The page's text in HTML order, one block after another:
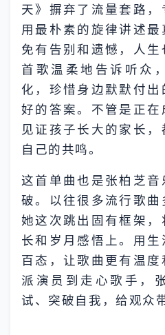
天》摒弃了流量套路，
用最朴素的旋律讲述
免有告别和遗憾，人
首歌温柔地告诉听众
化，珍惜身边默默付
好的答案。不管是正
见证孩子长大的家长，
自己的共鸣。
这首单曲也是张柏芝
破。以往很多流行歌
她这次跳出固有框架
长和岁月感悟上。用
百态，让歌曲更有温
派演员到走心歌手，
试、突破自我，给观众